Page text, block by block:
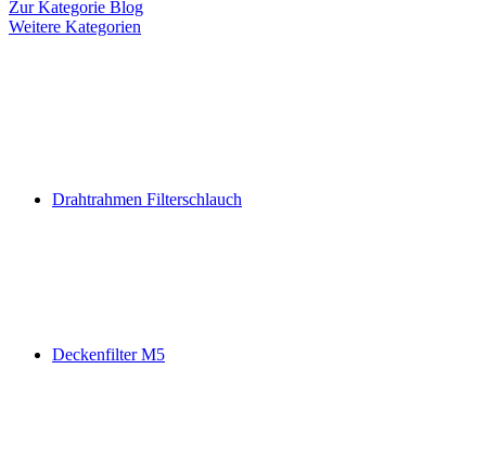
Zur Kategorie Blog
Weitere Kategorien
Drahtrahmen Filterschlauch
Deckenfilter M5